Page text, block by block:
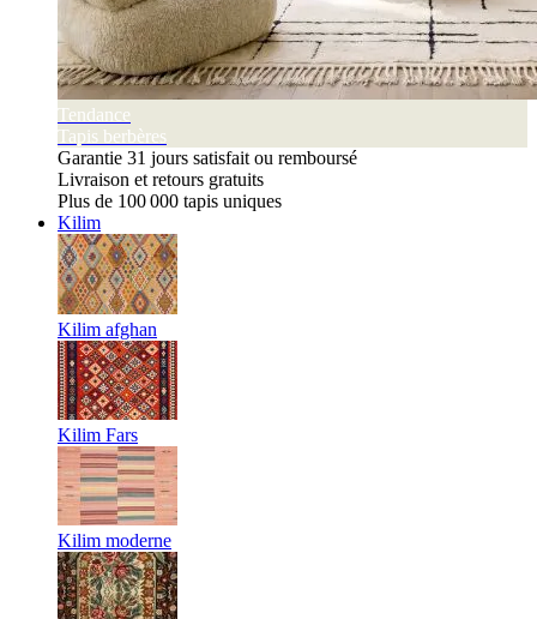
Tendance
Tapis berbères
Garantie 31 jours satisfait ou remboursé
Livraison et retours gratuits
Plus de 100 000 tapis uniques
Kilim
Kilim afghan
Kilim Fars
Kilim moderne